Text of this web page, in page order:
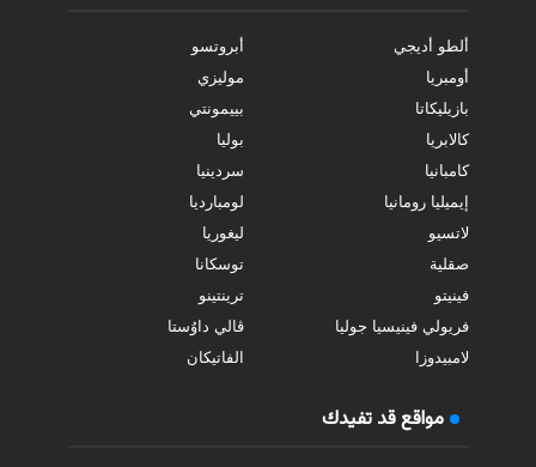
ألطو أديجي
أبروتسو
أومبريا
موليزي
بازيليكاتا
بييمونتي
كالابريا
بوليا
كامبانيا
سردينيا
إيميليا رومانيا
لومبارديا
لاتسيو
ليغوريا
صقلية
توسكانا
فينيتو
ترينتينو
فريولي فينيسيا جوليا
ڤالي داوُستا
لامبيدوزا
الفاتيكان
مواقع قد تفيدك